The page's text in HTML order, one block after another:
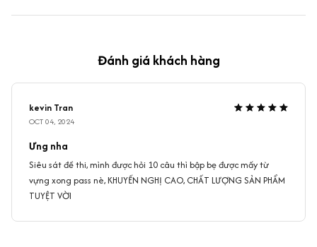
Đánh giá khách hàng
kevin Tran
OCT 04, 2024
Ưng nha
Siêu sát đề thi, mình được hỏi 10 câu thì bập bẹ được mấy từ
vựng xong pass nè, KHUYẾN NGHỊ CAO, CHẤT LƯỢNG SẢN PHẨM
TUYỆT VỜI